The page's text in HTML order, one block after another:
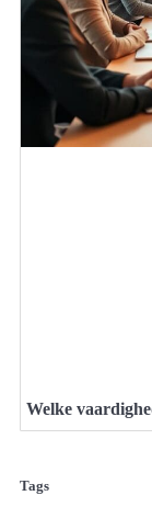
Welke
Tags